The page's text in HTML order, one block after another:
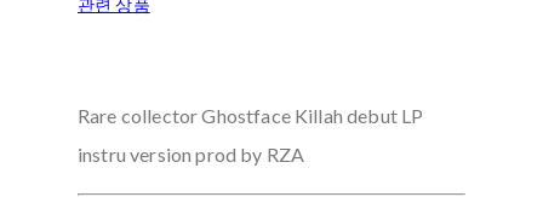
Rare collector Ghostface Killah debut LP
instru version prod by RZA